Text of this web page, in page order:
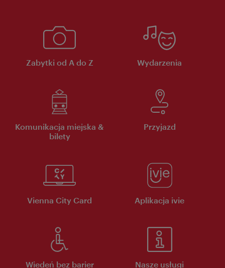
Zabytki od A do Z Wydarzenia
Komunikacja miejska &
bilety
Przyjazd
Vienna City Card Aplikacja ivie
Wiedeń bez barier Nasze usługi